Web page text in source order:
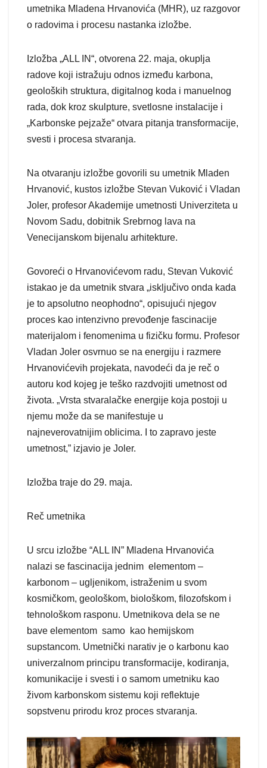
umetnika Mladena Hrvanovića (MHR), uz razgovor
o radovima i procesu nastanka izložbe.
Izložba „ALL IN“, otvorena 22. maja, okuplja
radove koji istražuju odnos između karbona,
geoloških struktura, digitalnog koda i manuelnog
rada, dok kroz skulpture, svetlosne instalacije i
„Karbonske pejzaže“ otvara pitanja transformacije,
svesti i procesa stvaranja.
Na otvaranju izložbe govorili su umetnik Mladen
Hrvanović, kustos izložbe Stevan Vuković i Vladan
Joler, profesor Akademije umetnosti Univerziteta u
Novom Sadu, dobitnik Srebrnog lava na
Venecijanskom bijenalu arhitekture.
Govoreći o Hrvanovićevom radu, Stevan Vuković
istakao je da umetnik stvara „isključivo onda kada
je to apsolutno neophodno“, opisujući njegov
proces kao intenzivno prevođenje fascinacije
materijalom i fenomenima u fizičku formu. Profesor
Vladan Joler osvrnuo se na energiju i razmere
Hrvanovićevih projekata, navodeći da je reč o
autoru kod kojeg je teško razdvojiti umetnost od
života. „Vrsta stvaralačke energije koja postoji u
njemu može da se manifestuje u
najneverovatnijim oblicima. I to zapravo jeste
umetnost,” izjavio je Joler.
Izložba traje do 29. maja.
Reč umetnika
U srcu izložbe “ALL IN” Mladena Hrvanovića
nalazi se fascinacija jednim elementom –
karbonom – ugljenikom, istraženim u svom
kosmičkom, geološkom, biološkom, filozofskom i
tehnološkom rasponu. Umetnikova dela se ne
bave elementom samo kao hemijskom
supstancom. Umetnički narativ je o karbonu kao
univerzalnom principu transformacije, kodiranja,
komunikacije i svesti i o samom umetniku kao
živom karbonskom sistemu koji reflektuje
sopstvenu prirodu kroz proces stvaranja.